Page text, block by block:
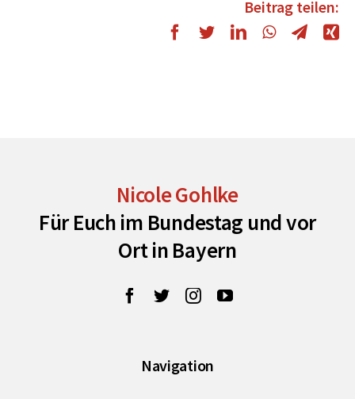
Beitrag teilen:
Nicole Gohlke
Für Euch im Bundestag und vor
Ort in Bayern
Navigation